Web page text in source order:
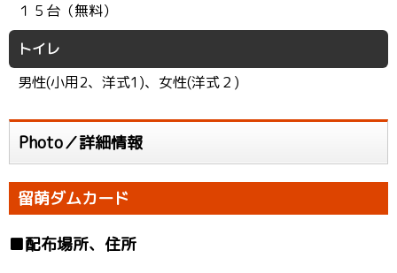
１５台（無料）
トイレ
男性(小用2、洋式1)、女性(洋式２)
Photo／詳細情報
留萌ダムカード
■配布場所、住所